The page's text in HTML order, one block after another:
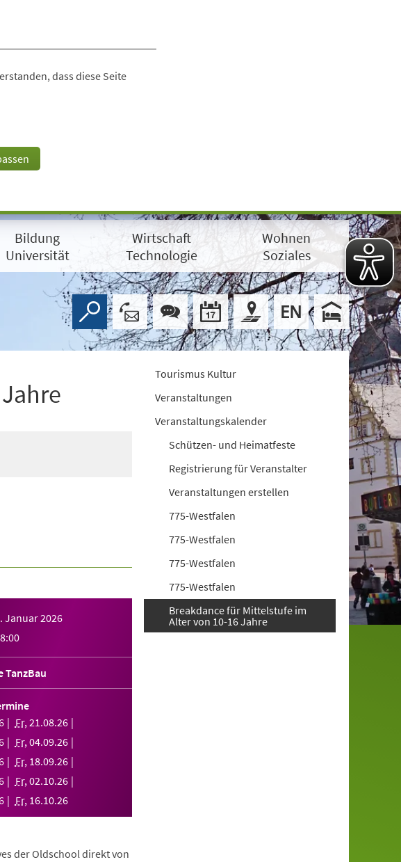
dass diese Seite
Bildung
Universität
Wirtschaft
Technologie
Wohnen
Soziales
Januar 2026
TanzBau
Fr,21.08.26
Fr,04.09.26
Fr, 18.09.26
Fr,02.10.26
Fr, 16.10.26
der Oldschool direkt von
Tourismus Kultur
Veranstaltungen
Veranstaltungskalender
Schützen- und Heimatfeste
Registrierung für Veranstalter
Veranstaltungen erstellen
775-Westfalen
775-Westfalen
775-Westfalen
775-Westfalen
Breakdance für Mittelstufe im
Alter von 10-16 Jahre